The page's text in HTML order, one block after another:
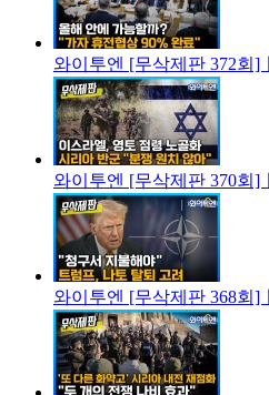
와이투엔 [무삭제판 372회]
와이투엔 [무삭제판 370회]
와이투엔 [무삭제판 368회]